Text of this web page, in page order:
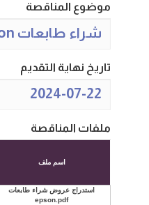
موضوع المناقصة
شراء طابعات epson
تاريخ نهاية التقديم
2024-07-22
ملفات المناقصة
اسم ملف
استدراج عروض شراء طابعات
epson.pdf